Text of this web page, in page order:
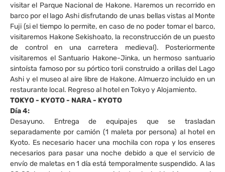
visitar el Parque Nacional de Hakone. Haremos un recorrido en
barco por el lago Ashi disfrutando de unas bellas vistas al Monte
Fuji (si el tiempo lo permite, en caso de no poder tomar el barco,
visitaremos Hakone Sekishoato, la reconstrucción de un puesto
de control en una carretera medieval). Posteriormente
visitaremos el Santuario Hakone-Jinka, un hermoso santuario
sintoísta famoso por su pórtico torii construido a orillas del Lago
Ashi y el museo al aire libre de Hakone. Almuerzo incluido en un
restaurante local. Regreso al hotel en Tokyo y Alojamiento.
TOKYO - KYOTO - NARA - KYOTO
Día 4:
Desayuno. Entrega de equipajes que se trasladan
separadamente por camión (1 maleta por persona) al hotel en
Kyoto. Es necesario hacer una mochila con ropa y los enseres
necesarios para pasar una noche debido a que el servicio de
envío de maletas en 1 día está temporalmente suspendido. A las